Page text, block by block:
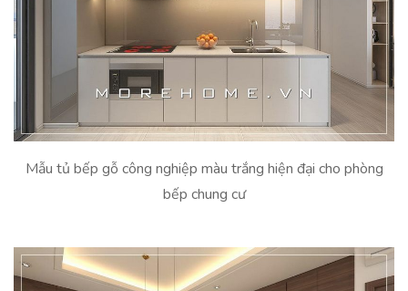
Mẫu tủ bếp gỗ công nghiệp màu trắng hiện đại cho phòng
bếp chung cư